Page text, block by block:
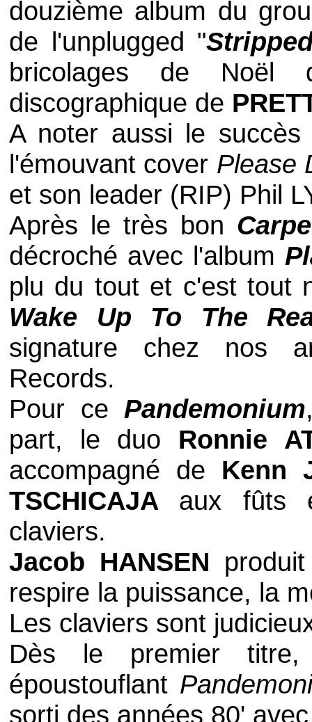
douzième album du
de l'unplugged "
bricolages de Noël
discographique de
A noter aussi le
l'émouvant cover Please
et son leader (RIP) Phil
Après le très bon
décroché avec l'album
plu du tout et c'est tout
Wake Up To The
signature chez nos
Records.
Pour ce Pandemonium
part, le duo Ronnie
accompagné de Kenn
TSCHICAJA aux
claviers.
Jacob HANSEN
respire la puissance, la
Les claviers sont
Dès le premier
époustouflant
sorti des années 80'